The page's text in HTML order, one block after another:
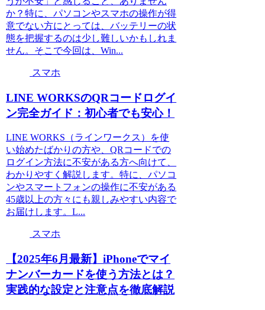
か？特に、パソコンやスマホの操作が得
意でない方にとっては、バッテリーの状
態を把握するのは少し難しいかもしれま
せん。そこで今回は、Win...
スマホ
LINE WORKSのQRコードログイ
ン完全ガイド：初心者でも安心！
LINE WORKS（ラインワークス）を使
い始めたばかりの方や、QRコードでの
ログイン方法に不安がある方へ向けて、
わかりやすく解説します。特に、パソコ
ンやスマートフォンの操作に不安がある
45歳以上の方々にも親しみやすい内容で
お届けします。L...
スマホ
【2025年6月最新】iPhoneでマイ
ナンバーカードを使う方法とは？
実践的な設定と注意点を徹底解説